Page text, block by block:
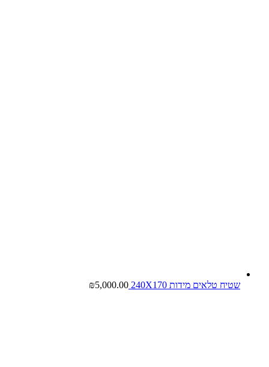
שטיח טלאים מידות 240X170 ₪5,000.00